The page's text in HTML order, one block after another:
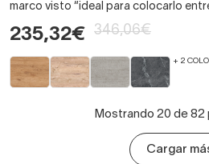
marco visto “ideal para colocarlo
235,32€ 346,06€
+ 2
Mostrando 20 de
Cargar